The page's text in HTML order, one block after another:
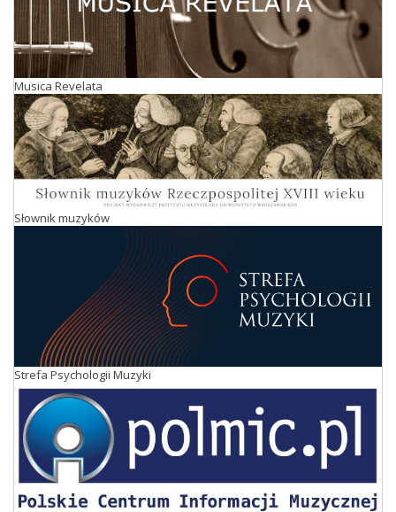
Musica Revelata
Słownik muzyków
Strefa Psychologii Muzyki